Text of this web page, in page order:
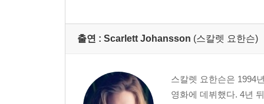
출연 : Scarlett Johansson (스칼렛 요한슨)
스칼렛 요한슨은 1994
영화에 데뷔했다. 4년